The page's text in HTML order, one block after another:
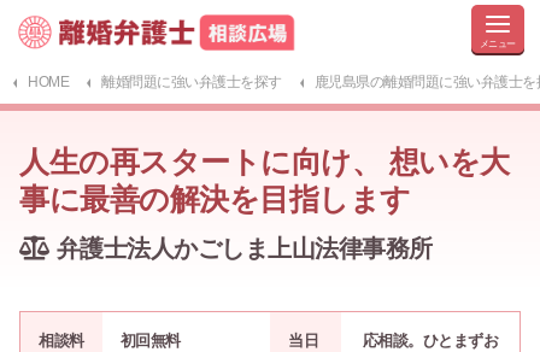
HOME 離婚問題に強い弁護士を探す 鹿児島県の離婚問題に強い弁護士を
人生の再スタートに向け、 想いを大
事に最善の解決を目指します
弁護士法人かごしま上山法律事務所
相談料 初回無料
当日
応相談。ひとまずお